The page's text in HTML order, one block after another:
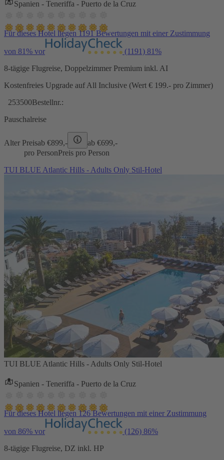
Spanien - Teneriffa - Puerto de la Cruz
Für dieses Hotel liegen 1191 Bewertungen mit einer Zustimmung
von 81% vor (1191) 81%
8-tägige Flugreise, Doppelzimmer Premium inkl. AI
Kostenfreies Upgrade auf All Inclusive (Wert € 199.- pro Zimmer)
253500Bestellnr.:
Pauschalreise
Alter Preisab €899,- ab €699,-
pro PersonPreis pro Person
TUI BLUE Atlantic Hills - Adults Only Stil-Hotel
TUI BLUE Atlantic Hills - Adults Only Stil-Hotel
Spanien - Teneriffa - Puerto de la Cruz
Für dieses Hotel liegen 126 Bewertungen mit einer Zustimmung
von 86% vor (126) 86%
8-tägige Flugreise, DZ inkl. HP